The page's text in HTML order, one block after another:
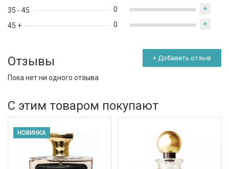
35 - 45
45 +
0 +
0 +
Отзывы + Добавить отзыв
Пока нет ни одного отзыва
С этим товаром покупают
НОВИНКА